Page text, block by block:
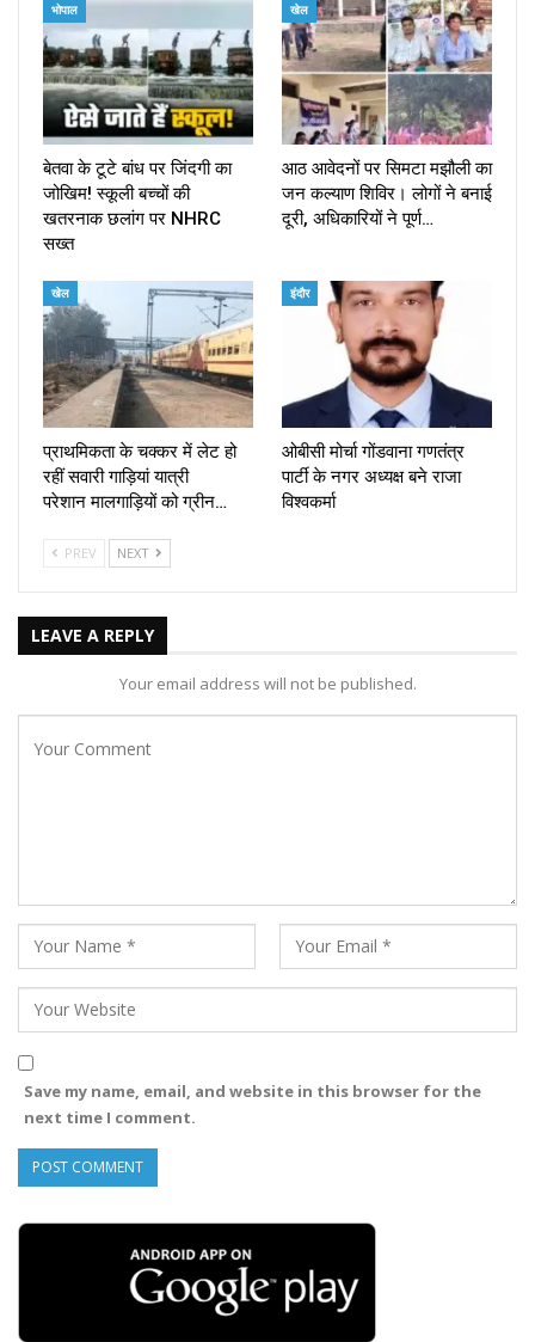
भोपाल
बेतवा के टूटे बांध पर जिंदगी का
जोखिम! स्कूली बच्चों की
खतरनाक छलांग पर NHRC
सख्त
खेल
आठ आवेदनों पर सिमटा मझौली का
जन कल्याण शिविर। लोगों ने बनाई
दूरी, अधिकारियों ने पूर्ण…
खेल
प्राथमिकता के चक्कर में लेट हो
रहीं सवारी गाड़ियां यात्री
परेशान मालगाड़ियों को ग्रीन…
इंदौर
ओबीसी मोर्चा गोंडवाना गणतंत्र
पार्टी के नगर अध्यक्ष बने राजा
विश्वकर्मा
PREV NEXT
LEAVE A REPLY
Your email address will not be published.
Save my name, email, and website in this browser for the
next time I comment.